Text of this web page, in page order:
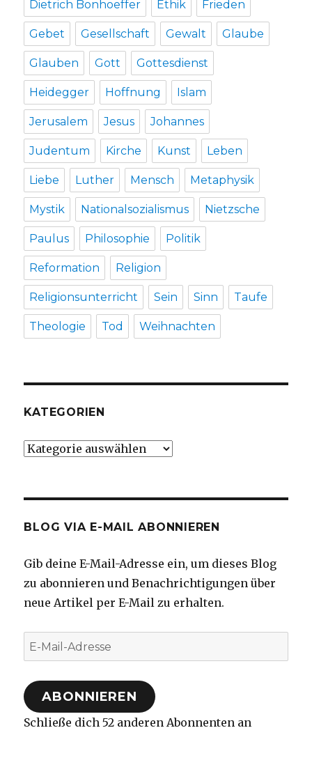
Dietrich Bonhoeffer Ethik Frieden
Gebet Gesellschaft Gewalt Glaube
Glauben Gott Gottesdienst
Heidegger Hoffnung Islam
Jerusalem Jesus Johannes
Judentum Kirche Kunst Leben
Liebe Luther Mensch Metaphysik
Mystik Nationalsozialismus Nietzsche
Paulus Philosophie Politik
Reformation Religion
Religionsunterricht Sein Sinn Taufe
Theologie Tod Weihnachten
KATEGORIEN
Kategorien
BLOG VIA E-MAIL ABONNIEREN
Gib deine E-Mail-Adresse ein, um dieses Blog
zu abonnieren und Benachrichtigungen über
neue Artikel per E-Mail zu erhalten.
E-
Mail-
Adresse
ABONNIEREN
Schließe dich 52 anderen Abonnenten an